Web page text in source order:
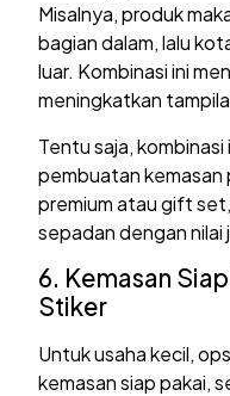
Misalnya, produk
bagian dalam, lalu
luar. Kombinasi ini
meningkatkan
Tentu saja,
pembuatan kemasan
premium atau gift
sepadan dengan nilai
6. Kemasan
Stiker
Untuk usaha kecil,
kemasan siap pakai,